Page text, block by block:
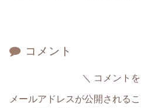
コメント
コメント
メールアドレスが公開される